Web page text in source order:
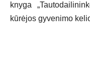
knyga
kūrėjos gyvenimo